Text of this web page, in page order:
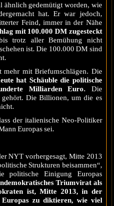
ähnlich gedemütigt worden, wie
hat. Er war jedoch,
Feind, immer in der Nähe
mit 100.000 DM zugesteckt
trotz aller Bemühung nicht
ist. Die 100.000 DM sind
mehr mit Briefumschlägen. Die
hat Schäuble die politische
Milliarden Euro. Die
Die Billionen, um die es
der italienische Neo-Politiker
Europas sei.
NYT vorhergesagt, Mitte 2013
Strukturen beisammen“,
politische Einigung Europas
Triumvirat als
ist, Mitte 2013, in der
zu diktieren, wie viel